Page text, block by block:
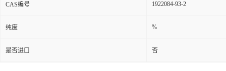
CAS编号 1922084-93-2
纯度 %
是否进口 否